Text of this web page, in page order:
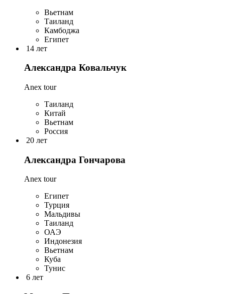
Вьетнам
Таиланд
Камбоджа
Египет
14 лет
Александра Ковальчук
Anex tour
Таиланд
Китай
Вьетнам
Россия
20 лет
Александра Гончарова
Anex tour
Египет
Турция
Мальдивы
Таиланд
ОАЭ
Индонезия
Вьетнам
Куба
Тунис
6 лет